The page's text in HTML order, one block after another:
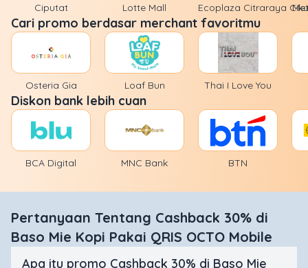
Ciputat Lotte Mall Ecoplaza Citraraya
Cari promo berdasar merchant favoritmu
Osteria Gia Loaf Bun Thai I Love You
Diskon bank lebih cuan
BCA Digital MNC Bank BTN
Pertanyaan Tentang Cashback 30% di
Baso Mie Kopi Pakai QRIS OCTO Mobile
Apa itu promo Cashback 30% di Baso Mie